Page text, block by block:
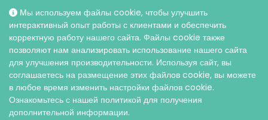
Мы используем файлы cookie, чтобы улучшить
интерактивный опыт работы с клиентами и обеспечить
корректную работу нашего сайта. Файлы cookie также
позволяют нам анализировать использование нашего сайта
для улучшения производительности. Используя сайт, вы
соглашаетесь на размещение этих файлов cookie, вы можете
в любое время изменить настройки файлов cookie.
Ознакомьтесь с нашей политикой для получения
дополнительной информации.